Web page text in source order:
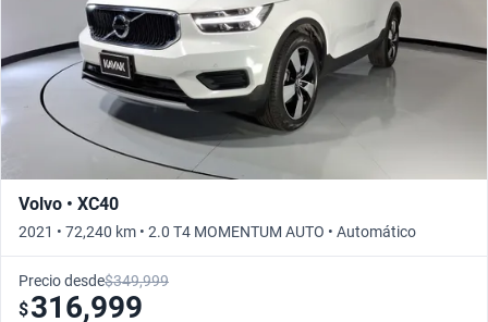
Volvo • XC40
2021 • 72,240 km • 2.0 T4 MOMENTUM AUTO • Automático
Precio desde$349,999
$316,999